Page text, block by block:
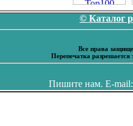
© Каталог
Все права
Перепечатка
Пишите нам. E-